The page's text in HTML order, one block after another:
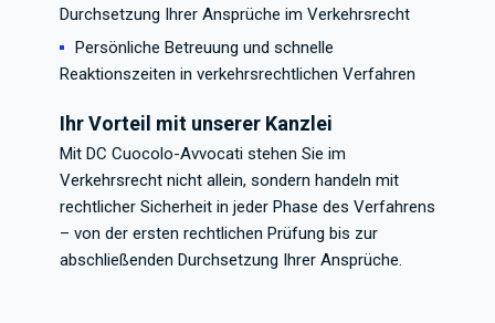
Durchsetzung Ihrer Ansprüche im Verkehrsrecht
Persönliche Betreuung und schnelle
Reaktionszeiten in verkehrsrechtlichen Verfahren
Ihr Vorteil mit unserer Kanzlei
Mit DC Cuocolo-Avvocati stehen Sie im
Verkehrsrecht nicht allein, sondern handeln mit
rechtlicher Sicherheit in jeder Phase des Verfahrens
– von der ersten rechtlichen Prüfung bis zur
abschließenden Durchsetzung Ihrer Ansprüche.